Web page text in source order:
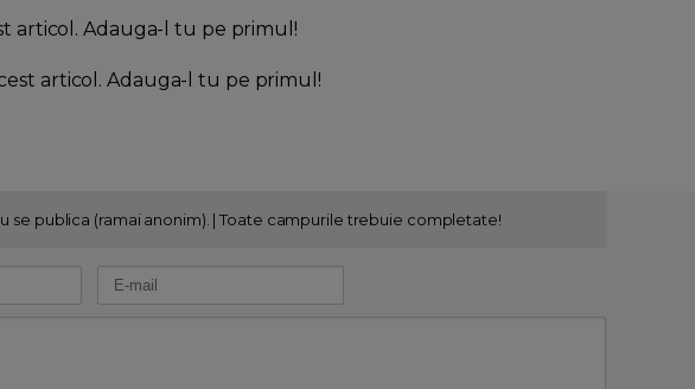
articol. Adauga-l tu pe primul!
articol. Adauga-l tu pe primul!
se publica (ramai anonim). | Toate campurile trebuie completate!